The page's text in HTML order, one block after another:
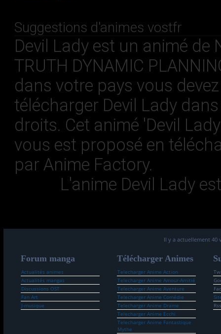
Suggestions d'animes vostfr
Devil Lady est un animé de
TRUTH DYNAMIC
dans votre pays vous
télécharger Devil Lady
droits. Cet animé 'Devil
vous est proposé en
par Anime Factory.
L'anime Devil Lady
Il y a actuellement 40
Forum manga
Actualités animes
Actualités mangas
Discussions OST
Fan Art
J-musique
Télécharger Animes
Telecharger Anime Action
Telecharger Anime Amour-Amitié
Telecharger Anime Aventure
Telecharger Anime Comédie
Telecharger Anime Drame
Telecharger Anime Ecchi
Telecharger Anime Fantastique
Mythe
Rss